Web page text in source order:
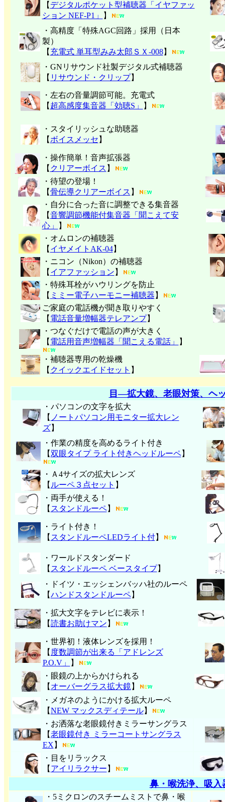
【 デジタルポケット型補聴器「イヤファッ
ション NEF-P1」
】
・高精度「特殊AGC回路」採用（日本
製）
【 充電式 単耳型みみ太郎ＳＸ-008】
・GNリサウンド社製デジタル式補聴器
【 リサウンド・クリップ】
・左右の音量調節可能。充電式
【 超高感度集音器「効聴S」 】
・スタイリッシュな助聴器
【 ボイスメッセ 】
・操作簡単！音声拡張器
【 クリアーボイス 】
・待望の登場！
【骨伝導クリアーボイス 】
・自分に合った音に調整できる集音器
【音響調節機能付集音器「聞こえて安
心」
】
・オムロンの補聴器
【 イヤメイトAK-04】
・ニコン（Nikon）の補聴器
【 イアファッション 】
・特殊耳栓がハウリングを防止
【 ミミー電子ハーモニー補聴器 】
ご家庭の電話機が聞き取りやすく
【 電話音量増幅器テレアンプ】
・つなぐだけで電話の声が大きく
【 電話用音声増幅器「聞こえる電話」 】
・補聴器専用の乾燥機
【 クイックエイドセット 】
目―拡大鏡、老眼対策、ヘ
・パソコンの文字を拡大
【 ノートパソコン用モニター拡大レン
ズ】
・作業の精度を高めるライト付き
【双眼タイプ ライト付きヘッドルーペ】
・Ａ4サイズの拡大レンズ
【 ルーペ３点セット 】
・両手が使える！
【 スタンドルーペ】
・ライト付き！
【 スタンドルーペLEDライト付】
・ワールドスタンダード
【 スタンドルーペ ベースタイプ】
・ドイツ・エッシェンバッハ社のルーペ
【ハンド スタンドルーペ】
・拡大文字をテレビに表示！
【読書お助けマン 】
・世界初！液体レンズを採用！
【 度数調節が出来る「アドレンズ
P.O.V」
】
・眼鏡の上からかけられる
【 オーバーグラス拡大鏡】
・メガネのようにかける拡大ルーペ
【NEW マックスディテール】
・お洒落な老眼鏡付きミラーサングラス
【老眼鏡付き ミラーコートサングラス
EX 】
・目をリラックス
【 アイリラクサー 】
鼻・喉洗浄、吸入
・5ミクロンのスチームミストで鼻・喉